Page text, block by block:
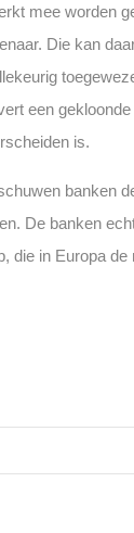
mee worden
Die kan
een
is.
banken
De banken
die in Europa